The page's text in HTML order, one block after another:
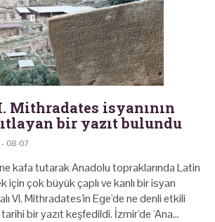
Mithradates isyanının
bir yazıt bulundu
- 08:07
kafa tutarak Anadolu topraklarında Latin
çok büyük çaplı ve kanlı bir isyan
VI. Mithradates'in Ege'de ne denli etkili
bir yazıt keşfedildi. İzmir'de 'Ana…